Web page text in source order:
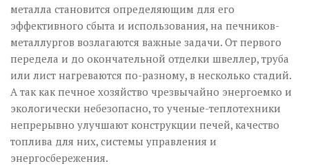
металла становится определяющим для его
эффективного сбыта и использования, на печников-
металлургов возлагаются важные задачи. От первого
передела и до окончательной отделки швеллер, труба
или лист нагреваются по-разному, в несколько стадий.
А так как печное хозяйство чрезвычайно энергоемко и
экологически небезопасно, то ученые-теплотехники
непрерывно улучшают конструкции печей, качество
топлива для них, системы управления и
энергосбережения.